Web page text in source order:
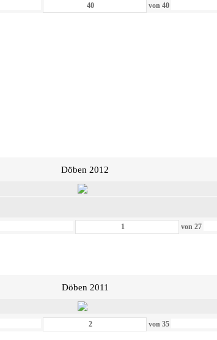
von40
Döben 2012
von27
Döben 2011
von35